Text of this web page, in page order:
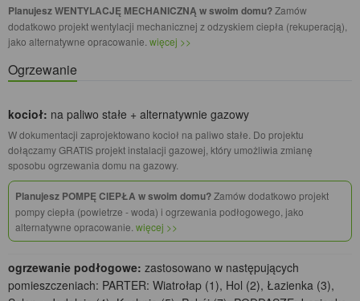
Planujesz WENTYLACJĘ MECHANICZNĄ w swoim domu?Zamów
dodatkowo projekt wentylacji mechanicznej z odzyskiem ciepła (rekuperacją),
jako alternatywne opracowanie. więcej >>
Ogrzewanie
kocioł: na paliwo stałe + alternatywnie gazowy
W dokumentacji zaprojektowano kocioł na paliwo stałe. Do projektu
dołączamy GRATIS projekt instalacji gazowej, który umożliwia zmianę
sposobu ogrzewania domu na gazowy.
Planujesz POMPĘ CIEPŁA w swoim domu?Zamów dodatkowo projekt
pompy ciepła (powietrze - woda) i ogrzewania podłogowego, jako
alternatywne opracowanie. więcej >>
ogrzewanie podłogowe: zastosowano w następujących
pomieszczeniach: PARTER: Wiatrołap (1), Hol (2), Łazienka (3),